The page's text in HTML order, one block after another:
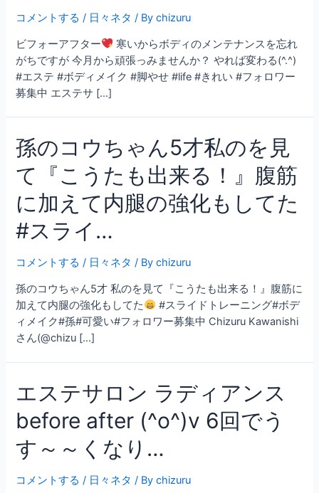
コメントする / 日々ネタ / Bychizuru
ビフォーアフター
寒いからボディのメンテナンスを忘れ
がちですが 今月から頑張っみませんか？ やれば変わる(^.^)
#エステ #ボディメイク #脚やせ #life #きれい #フォロワー
募集中 エステサ […]
孫のコウちゃん5才私のを見
て『こうたも出来る！』腹筋
に加えて内腿の強化もしてた
#スライ…
コメントする / 日々ネタ / Bychizuru
孫のコウちゃん5才 私のを見て『こうたも出来る！』腹筋に
加えて内腿の強化もしてた
#スライドトレーニング#ボデ
ィメイク#孫#可愛い#フォロワー募集中 Chizuru Kawanishi
さん(@chizu […]
エステサロン ラディアンス
before after (^o^)v 6回でう
す～～くなり…
コメントする / 日々ネタ / Bychizuru